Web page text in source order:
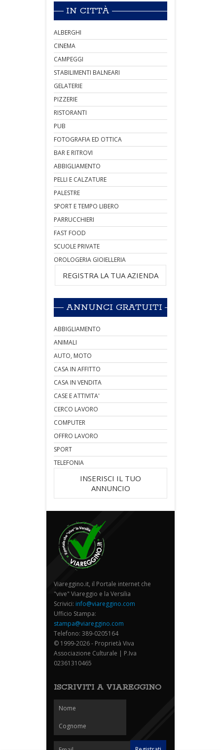
IN CITTÀ
ALBERGHI
CINEMA
CAMPEGGI
STABILIMENTI BALNEARI
GELATERIE
PIZZERIE
RISTORANTI
PUB
FOTOGRAFIA ED OTTICA
BAR E RITROVI
ABBIGLIAMENTO
PELLI E CALZATURE
PALESTRE
SPORT E TEMPO LIBERO
PARRUCCHIERI
FAST FOOD
SCUOLE PRIVATE
OROLOGERIA GIOIELLERIA
REGISTRA LA TUA AZIENDA
ANNUNCI GRATUITI
ABBIGLIAMENTO
ANIMALI
AUTO, MOTO
CASA IN AFFITTO
CASA IN VENDITA
CASE E ATTIVITA'
CERCO LAVORO
COMPUTER
OFFRO LAVORO
SPORT
TELEFONIA
INSERISCI IL TUO
ANNUNCIO
Viareggino.it, il Portale internet che
"vive" Viareggio e la Versilia
Scrivici: info@viareggino.com
Ufficio Stampa:
stampa@viareggino.com
Telefono: 389-0205164
© 1999-2026 - Proprietà Viva
Associazione Culturale | P.Iva
02361310465
ISCRIVITI A VIAREGGINO